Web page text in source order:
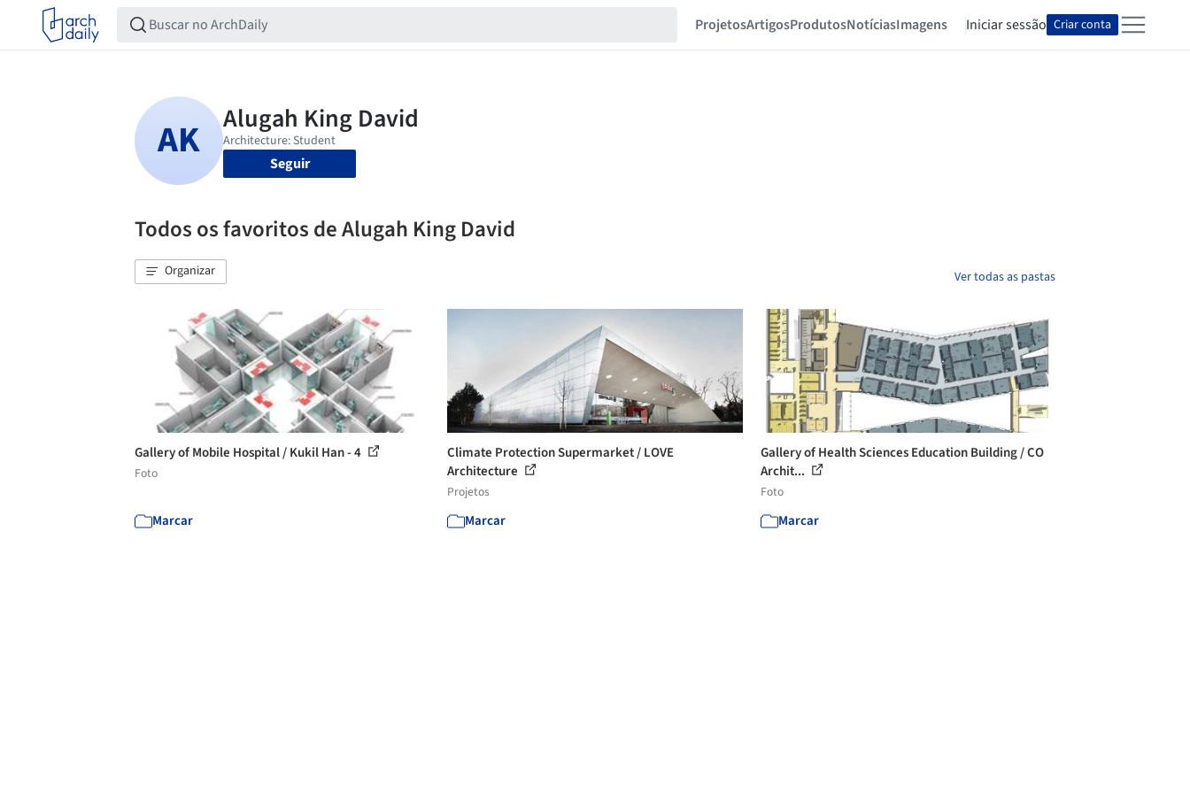
ProjetosArtigosProdutosNotíciasImagens Iniciar sessão Criar conta
Seguir
Todos os favoritos de Alugah King David
Organizar Ver todas as pastas
Gallery of Mobile Hospital / Kukil Han - 4
Foto
Marcar
Climate Protection Supermarket / LOVE
Architecture
Projetos
Marcar
Gallery of Health Sciences Education Building / CO
Archit...
Foto
Marcar